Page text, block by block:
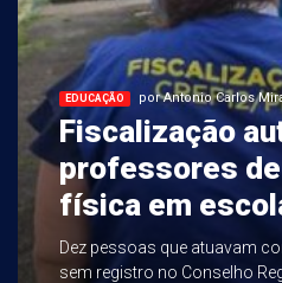
EDUCAÇÃO por Antonio Carlos
Fiscalização
professores
física em
Dez pessoas que atuavam
sem registro no Conselho